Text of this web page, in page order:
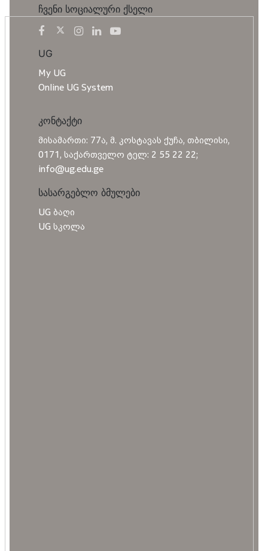
ჩვენი სოციალური ქსელი
UG
My UG
Online UG System
კონტაქტი
მისამართი: 77ა, მ. კოსტავას ქუჩა, თბილისი,
0171, საქართველო ტელ: 2 55 22 22;
info@ug.edu.ge
სასარგებლო ბმულები
UG ბაღი
UG სკოლა